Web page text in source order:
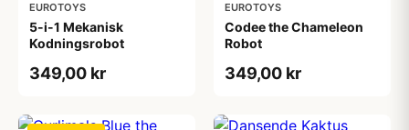
EUROTOYS
5-i-1 Mekanisk
Kodningsrobot
349,00 kr
EUROTOYS
Codee the Chameleon
Robot
349,00 kr